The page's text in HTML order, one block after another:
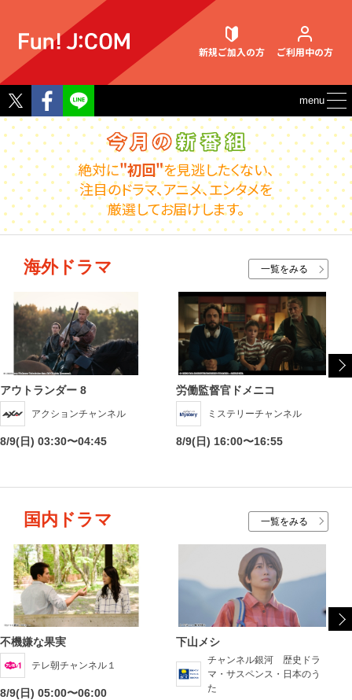
新規ご加入の方 ご利用中の方
契約内容確認・変更
お困りごと解決・よくあるご質問
Twitter
Facebook
menu
絶対に"初回"を見逃したくない、
注目のドラマ、アニメ、エンタメを
厳選してお届けします。
海外ドラマ 一覧をみる
アウトランダー 8
アクションチャンネル
8/9(日) 03:30〜04:45
労働監督官ドメニコ
ミステリーチャンネル
8/9(日) 16:00〜16:55
国内ドラマ 一覧をみる
不機嫌な果実
テレ朝チャンネル１
8/9(日) 05:00〜06:00
下山メシ
チャンネル銀河 歴史ドラ
マ・サスペンス・日本のう
た